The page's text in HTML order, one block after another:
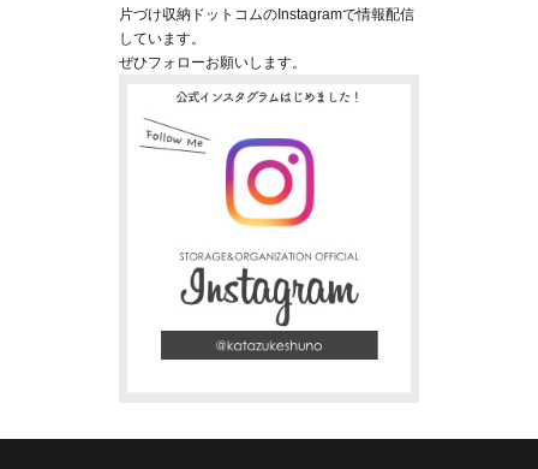
片づけ収納ドットコムのInstagramで情報配信
しています。
ぜひフォローお願いします。